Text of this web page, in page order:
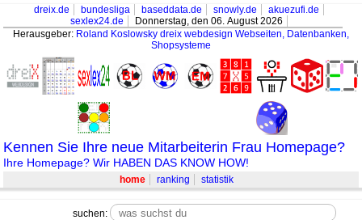
dreix.de bundesliga baseddata.de snowly.de
akuezufi.de
sexlex24.de
Donnerstag, den 06. August 2026
Herausgeber: Roland Koslowsky dreix webdesign Webseiten, Datenbanken,
Shopsysteme
Kennen Sie Ihre neue Mitarbeiterin Frau Homepage?
Ihre Homepage? Wir HABEN DAS KNOW HOW!
home ranking statistik
suchen: